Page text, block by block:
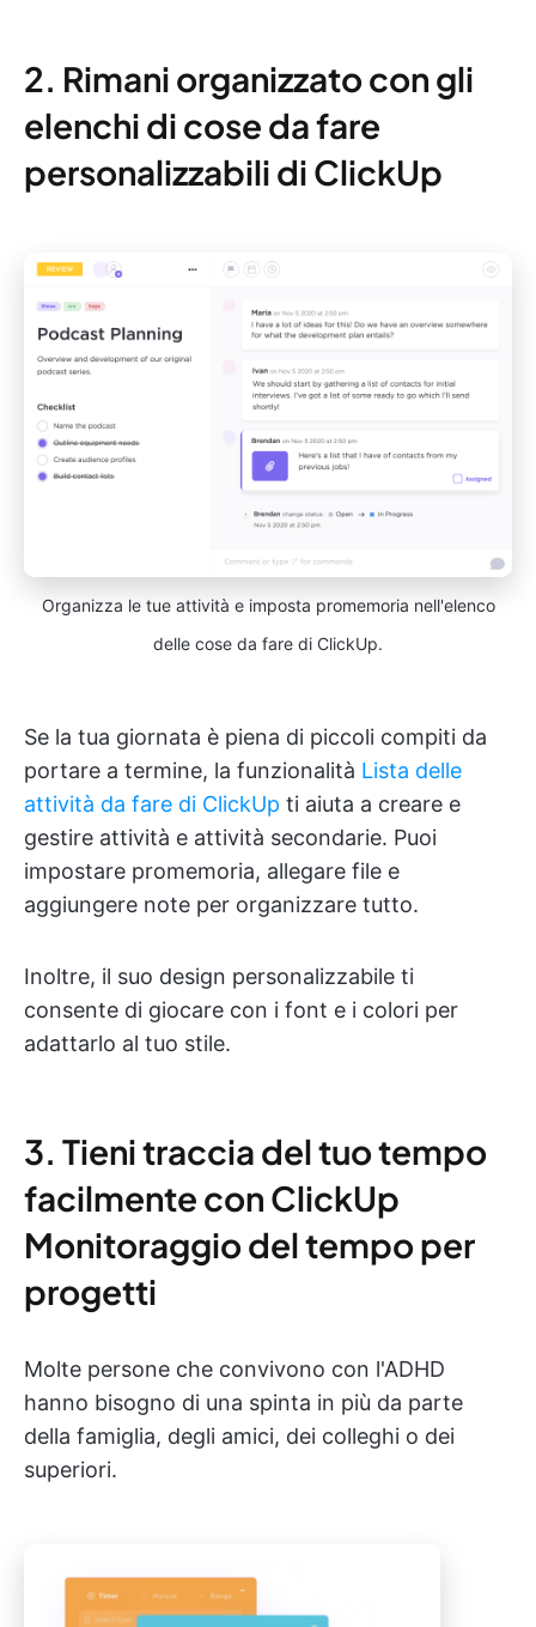
2. Rimani organizzato con gli
elenchi di cose da fare
personalizzabili di ClickUp
Organizza le tue attività e imposta promemoria nell'elenco
delle cose da fare di ClickUp.
Se la tua giornata è piena di piccoli compiti da
portare a termine, la funzionalità Lista delle
attività da fare di ClickUp ti aiuta a creare e
gestire attività e attività secondarie. Puoi
impostare promemoria, allegare file e
aggiungere note per organizzare tutto.
Inoltre, il suo design personalizzabile ti
consente di giocare con i font e i colori per
adattarlo al tuo stile.
3. Tieni traccia del tuo tempo
facilmente con ClickUp
Monitoraggio del tempo per
progetti
Molte persone che convivono con l'ADHD
hanno bisogno di una spinta in più da parte
della famiglia, degli amici, dei colleghi o dei
superiori.